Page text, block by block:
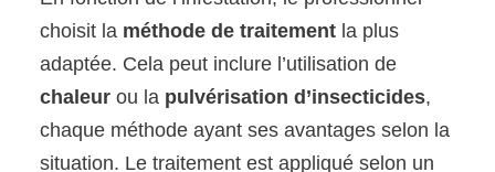
choisit la méthode de traitement la plus
adaptée. Cela peut inclure l’utilisation de
chaleur ou la pulvérisation d’insecticides,
chaque méthode ayant ses avantages selon la
situation. Le traitement est appliqué selon un